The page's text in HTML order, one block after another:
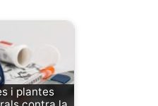
i plantes